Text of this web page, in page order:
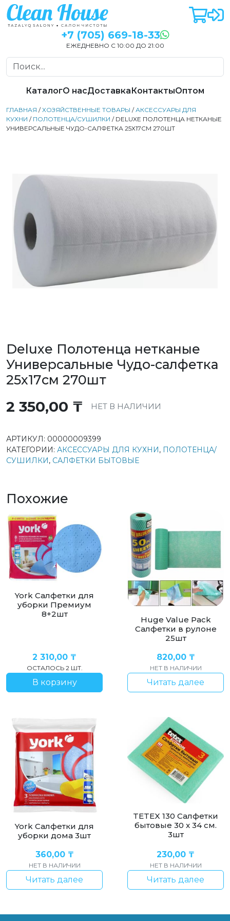
+7 (705) 669-18-33
ЕЖЕДНЕВНО С 10:00 ДО 21:00
КаталогО насДоставкаКонтактыОптом
ГЛАВНАЯ /ХОЗЯЙСТВЕННЫЕ ТОВАРЫ /АКСЕССУАРЫ ДЛЯ
КУХНИ / ПОЛОТЕНЦА/СУШИЛКИ / DELUXE ПОЛОТЕНЦА НЕТКАНЫЕ
УНИВЕРСАЛЬНЫЕ ЧУДО-САЛФЕТКА 25Х17СМ 270ШТ
Deluxe Полотенца нетканые
Универсальные Чудо-салфетка
25х17см 270шт
2 350,00 ₸ НЕТ В НАЛИЧИИ
АРТИКУЛ: 00000009399
КАТЕГОРИИ: АКСЕССУАРЫ ДЛЯ КУХНИ, ПОЛОТЕНЦА/
СУШИЛКИ, САЛФЕТКИ БЫТОВЫЕ
Похожие
York Салфетки для
уборки Премиум
8+2шт
2 310,00 ₸
ОСТАЛОСЬ 2 ШТ.
В корзину
Huge Value Pack
Салфетки в рулоне
25шт
820,00 ₸
НЕТ В НАЛИЧИИ
Читать далее
York Салфетки для
уборки дома 3шт
360,00 ₸
НЕТ В НАЛИЧИИ
Читать далее
TETEX 130 Салфетки
бытовые 30 x 34 см.
3шт
230,00 ₸
НЕТ В НАЛИЧИИ
Читать далее